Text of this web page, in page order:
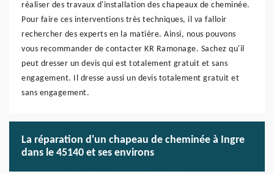
réaliser des travaux d'installation des chapeaux de cheminée.
Pour faire ces interventions très techniques, il va falloir
rechercher des experts en la matière. Ainsi, nous pouvons
vous recommander de contacter KR Ramonage. Sachez qu'il
peut dresser un devis qui est totalement gratuit et sans
engagement. Il dresse aussi un devis totalement gratuit et
sans engagement.
La réparation d'un chapeau de cheminée à Ingre
dans le 45140 et ses environs